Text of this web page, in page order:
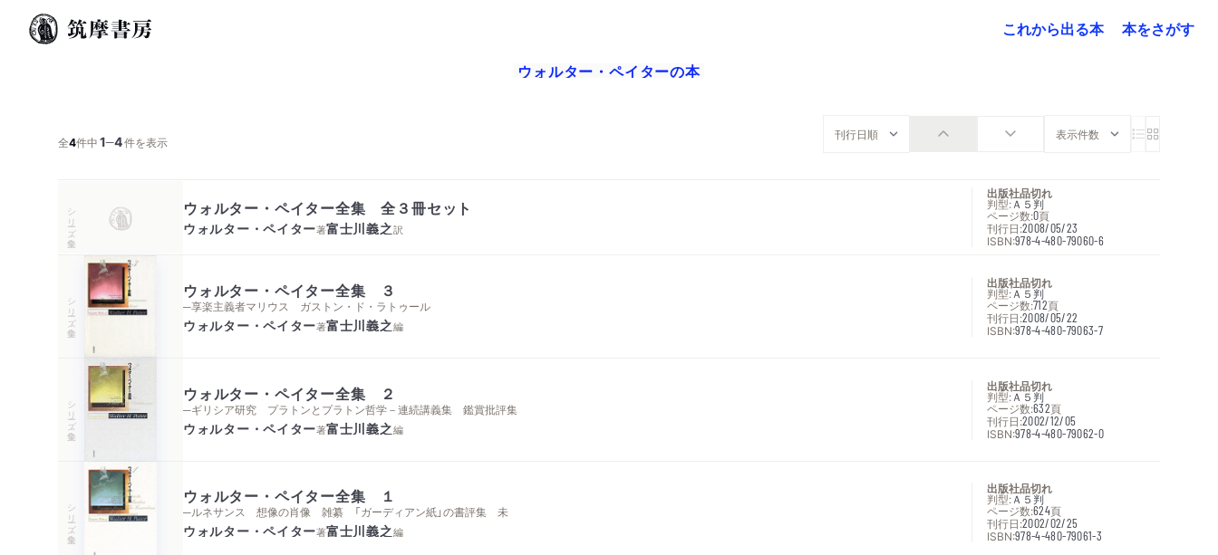
これから出る本
本をさがす
ウォルター・ペイターの本
全4件中1─4件を表示
シリーズ・全集 ウォルター・ペイター全集 全３冊セット
ウォルター・ペイター著富士川義之訳
出版社品切れ
判型:Ａ５判
ページ数:0頁
刊行日:2008/05/23
ISBN:978-4-480-79060-6
シリーズ・全集
ウォルター・ペイター全集 ３
─享楽主義者マリウス ガストン・ド・ラトゥール
ウォルター・ペイター著富士川義之編
出版社品切れ
判型:Ａ５判
ページ数:712頁
刊行日:2008/05/22
ISBN:978-4-480-79063-7
シリーズ・全集
ウォルター・ペイター全集 ２
─ギリシア研究 プラトンとプラトン哲学－連続講義集 鑑賞批評集
ウォルター・ペイター著富士川義之編
出版社品切れ
判型:Ａ５判
ページ数:632頁
刊行日:2002/12/05
ISBN:978-4-480-79062-0
シリーズ・全集
ウォルター・ペイター全集 １
─ルネサンス 想像の肖像 雑纂 「ガーディアン紙」の書評集 未
ウォルター・ペイター著富士川義之編
出版社品切れ
判型: Ａ５判
ページ数:624頁
刊行日:2002/02/25
ISBN:978-4-480-79061-3